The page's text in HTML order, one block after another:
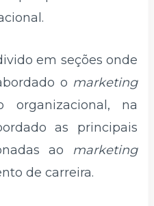
em seções onde
o marketing
organizacional, na
as principais
ao marketing
de carreira.